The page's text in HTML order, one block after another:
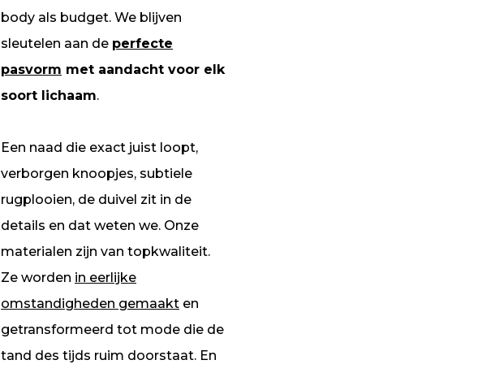
body als budget. We blijven
sleutelen aan de perfecte
pasvorm met aandacht voor elk
soort lichaam.
Een naad die exact juist loopt,
verborgen knoopjes, subtiele
rugplooien, de duivel zit in de
details en dat weten we. Onze
materialen zijn van topkwaliteit.
Ze worden in eerlijke
omstandigheden gemaakt en
getransformeerd tot mode die de
tand des tijds ruim doorstaat. En